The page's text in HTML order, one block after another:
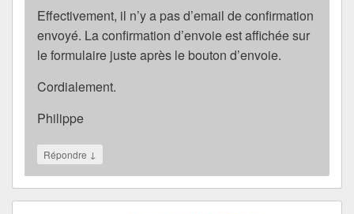
Effectivement, il n’y a pas d’email de confirmation
envoyé. La confirmation d’envoie est affichée sur
le formulaire juste après le bouton d’envoie.
Cordialement.
Philippe
Répondre ↓